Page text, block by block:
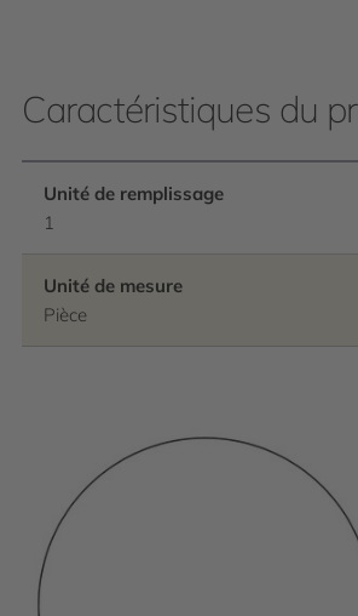
Caractéristiques du
Unité de remplissage
1
Unité de mesure
Pièce